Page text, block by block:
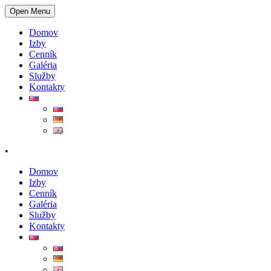
Open Menu
Domov
Izby
Cenník
Galéria
Služby
Kontakty
•
Domov
Izby
Cenník
Galéria
Služby
Kontakty